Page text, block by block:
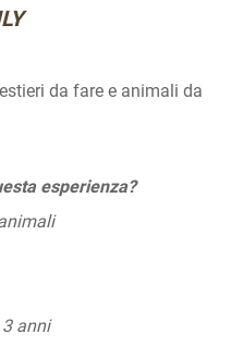
da fare e animali da
esperienza?
anni